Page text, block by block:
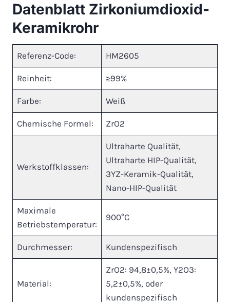
Datenblatt Zirkoniumdioxid-
Keramikrohr
Referenz-Code: HM2605
Reinheit: ≥99%
Farbe: Weiß
Chemische Formel: ZrO2
Werkstoffklassen:
Ultraharte Qualität,
Ultraharte HIP-Qualität,
3YZ-Keramik-Qualität,
Nano-HIP-Qualität
Maximale
Betriebstemperatur:
900°C
Durchmesser: Kundenspezifisch
Material:
ZrO2: 94,8±0,5%, Y2O3:
5,2±0,5%, oder
kundenspezifisch